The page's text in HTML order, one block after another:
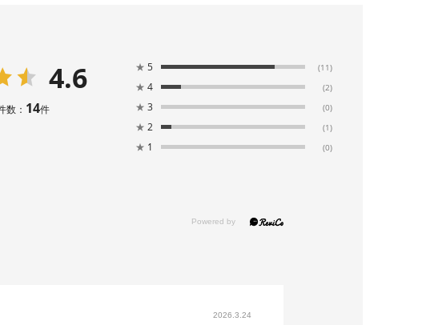
4.6
数： 14件
★ 5 (11)
★ 4 (2)
★ 3 (0)
★ 2 (1)
★ 1 (0)
2026.3.24